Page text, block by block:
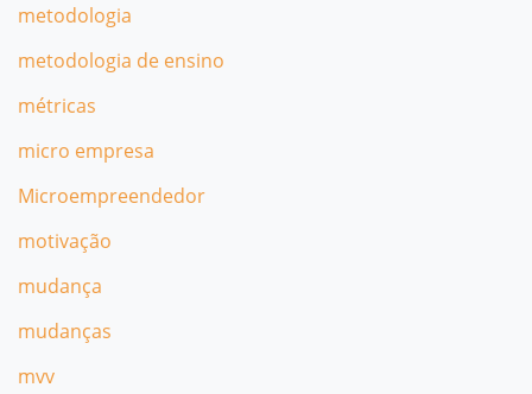
metodologia
metodologia de ensino
métricas
micro empresa
Microempreendedor
motivação
mudança
mudanças
mvv